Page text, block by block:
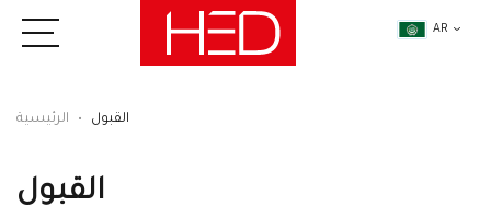
AR
الرئيسية القبول
القبول